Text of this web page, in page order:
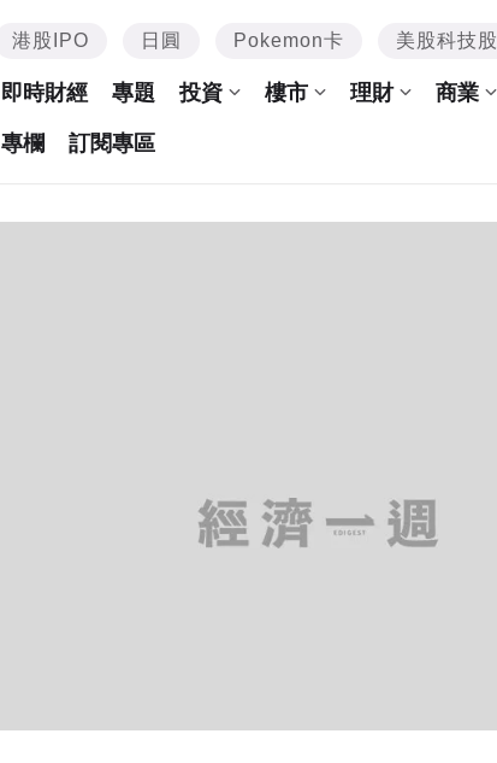
港股IPO 日圓 Pokemon卡 美股科技股
即時財經 專題 投資 樓市 理財 商業
專欄 訂閱專區